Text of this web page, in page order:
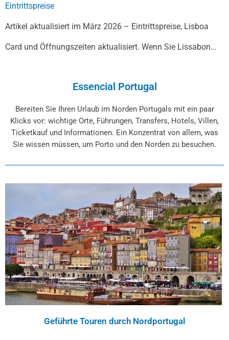
Eintrittspreise
Artikel aktualisiert im März 2026 – Eintrittspreise, Lisboa
Card und Öffnungszeiten aktualisiert. Wenn Sie Lissabon…
Essencial Portugal
Bereiten Sie Ihren Urlaub im Norden Portugals mit ein paar
Klicks vor: wichtige Orte, Führungen, Transfers, Hotels, Villen,
Ticketkauf und Informationen. Ein Konzentrat von allem, was
Sie wissen müssen, um Porto und den Norden zu besuchen.
Geführte Touren durch Nordportugal